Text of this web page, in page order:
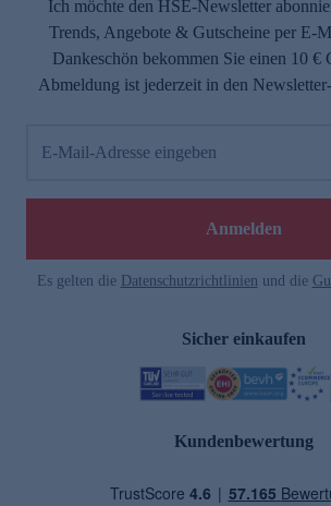
Ich möchte den HSE-Newsletter
Trends, Angebote & Gutscheine per E-
Dankeschön bekommen Sie einen 10 €
Abmeldung ist jederzeit in den
E-Mail-Adresse eingeben
Anmelden
Es gelten die Datenschutzrichtlinien und die
Sicher einkaufen
Kundenbewertung